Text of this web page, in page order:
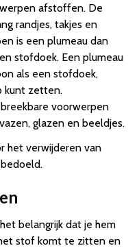
afstoffen. De
randjes, takjes en
is een plumeau dan
stofdoek. Een plumeau
als een stofdoek,
kunt zetten.
voorwerpen
glazen en beeldjes.
het verwijderen van
belangrijk dat je hem
stof komt te zitten en